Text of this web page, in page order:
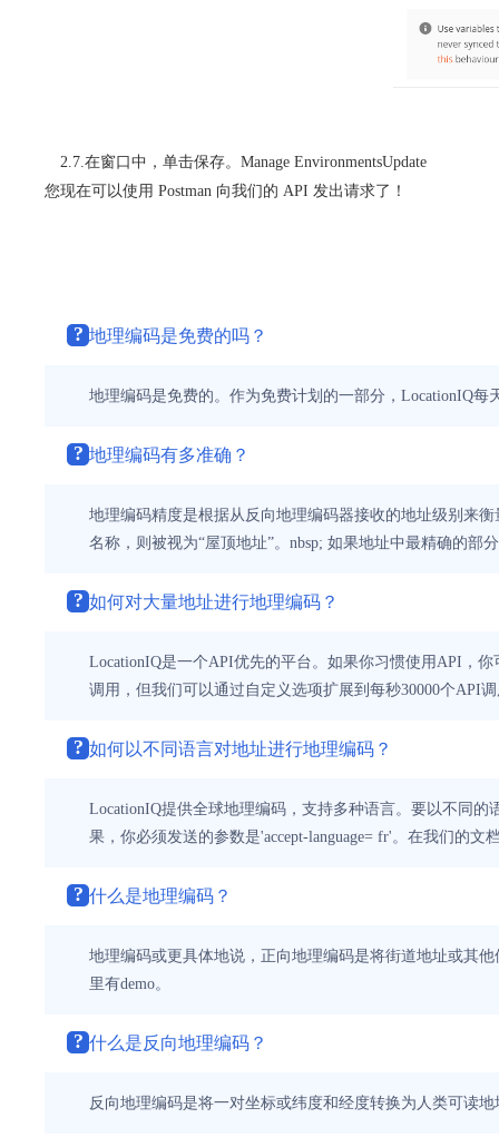
2.7.在窗口中，单击保存。 Manage EnvironmentsUpdate
您现在可以使用 Postman 向我们的 API 发出请求了！
? 地理编码是免费的吗？
地理编码是免费的。作为免费计划的一部分，LocationIQ每
? 地理编码有多准确？
地理编码精度是根据从反向地理编码器接收的地址级别来
名称，则被视为“屋顶地址”。nbsp; 如果地址中最精确的部
? 如何对大量地址进行地理编码？
LocationIQ是一个API优先的平台。如果你习惯使用API，
调用，但我们可以通过自定义选项扩展到每秒30000个API
? 如何以不同语言对地址进行地理编码？
LocationIQ提供全球地理编码，支持多种语言。要以不同的
果，你必须发送的参数是'accept-language= fr'。在我们的文
? 什么是地理编码？
地理编码或更具体地说，正向地理编码是将街道地址或其
里有demo。
? 什么是反向地理编码？
反向地理编码是将一对坐标或纬度和经度转换为人类可读